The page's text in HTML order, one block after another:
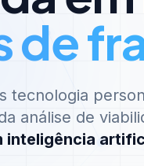
de
tecnologia
análise de
inteligência